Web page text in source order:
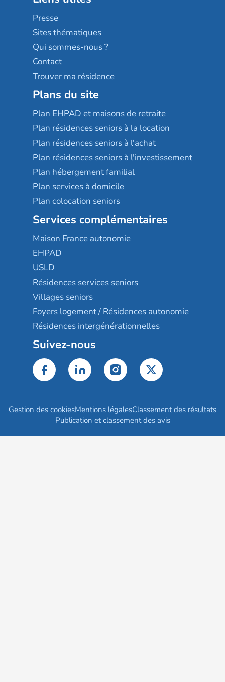
Sérénys
Résidences services Villa Médicis
Presse
Sites thématiques
Qui sommes-nous ?
Contact
Trouver ma résidence
Plans du site
Plan EHPAD et maisons de retraite
Plan résidences seniors à la location
Plan résidences seniors à l'achat
Plan résidences seniors à l'investissement
Plan hébergement familial
Plan services à domicile
Plan colocation seniors
Services complémentaires
Maison France autonomie
EHPAD
USLD
Résidences services seniors
Villages seniors
Foyers logement / Résidences autonomie
Résidences intergénérationnelles
Suivez-nous
Gestion des cookiesMentions légalesClassement des résultats
Publication et classement des avis